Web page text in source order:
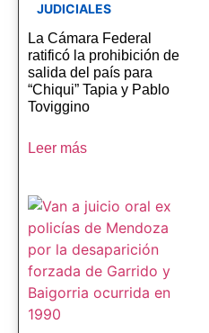
JUDICIALES
La Cámara Federal
ratificó la prohibición de
salida del país para
“Chiqui” Tapia y Pablo
Toviggino
Leer más